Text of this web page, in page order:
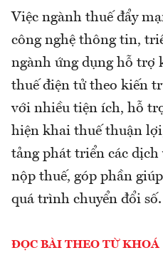
Việc ngành thuế đẩy
công nghệ thông tin,
ngành ứng dụng hỗ trợ
thuế điện tử theo kiến
với nhiều tiện ích, hỗ
hiện khai thuế thuận
tảng phát triển các dịch
nộp thuế, góp phần
quá trình chuyển đổi số.
ĐỌC BÀI THEO TỪ KHOÁ